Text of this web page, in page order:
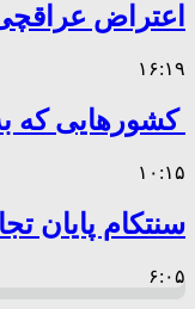
اعتراض
۱۶:۱۹
کشورهایی که
۱۰:۱۵
سنتکام پایان
۶:۰۵